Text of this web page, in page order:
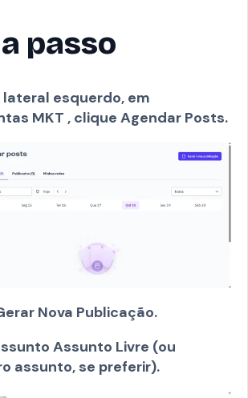
passo
lateral esquerdo, em
MKT , clique Agendar Posts.
Nova Publicação.
Assunto Livre (ou
assunto, se preferir).